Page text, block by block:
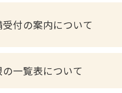
付の案内について
一覧表について